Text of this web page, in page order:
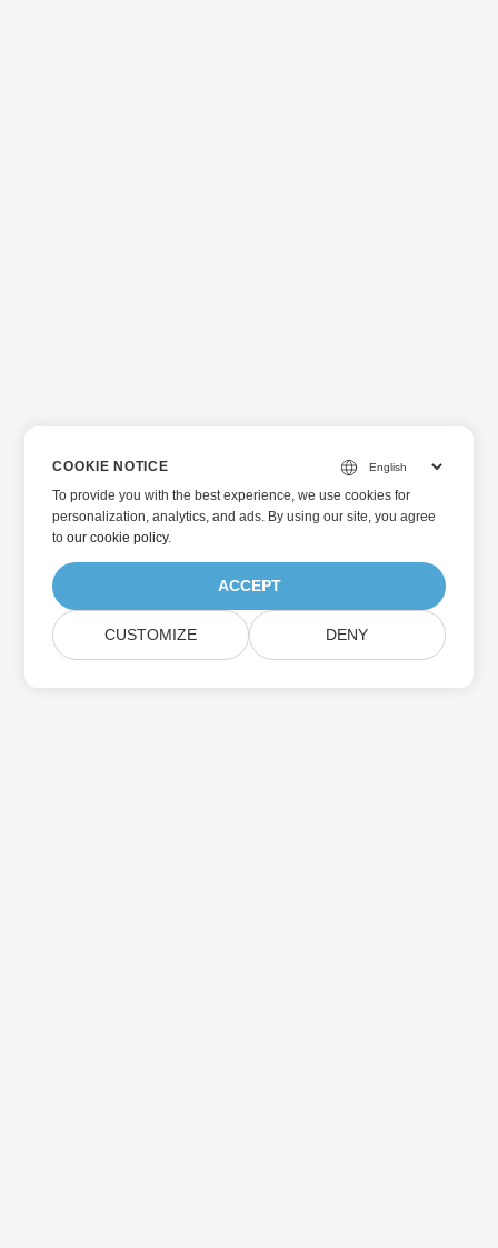
COOKIE NOTICE
To provide you with the best experience, we use cookies for
personalization, analytics, and ads. By using our site, you agree
toour cookie policy.
ACCEPT
CUSTOMIZE DENY